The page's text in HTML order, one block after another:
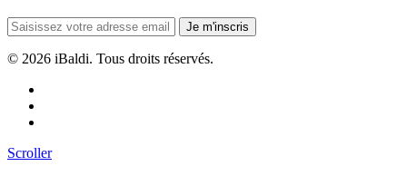
Je m'inscris
© 2026 iBaldi. Tous droits réservés.
Scroller